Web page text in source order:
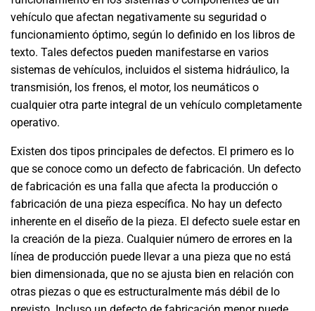
vehículo que afectan negativamente su seguridad o
funcionamiento óptimo, según lo definido en los libros de
texto. Tales defectos pueden manifestarse en varios
sistemas de vehículos, incluidos el sistema hidráulico, la
transmisión, los frenos, el motor, los neumáticos o
cualquier otra parte integral de un vehículo completamente
operativo.
Existen dos tipos principales de defectos. El primero es lo
que se conoce como un defecto de fabricación. Un defecto
de fabricación es una falla que afecta la producción o
fabricación de una pieza específica. No hay un defecto
inherente en el diseño de la pieza. El defecto suele estar en
la creación de la pieza. Cualquier número de errores en la
línea de producción puede llevar a una pieza que no está
bien dimensionada, que no se ajusta bien en relación con
otras piezas o que es estructuralmente más débil de lo